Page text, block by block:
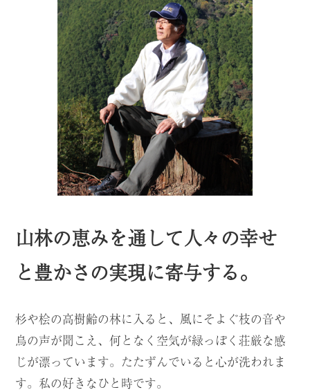
山林の恵みを通して人々の幸せ
と豊かさの実現に寄与する。
杉や桧の高樹齢の林に入ると、風にそよぐ枝の音や
鳥の声が聞こえ、何となく空気が緑っぽく荘厳な感
じが漂っています。たたずんでいると心が洗われま
す。私の好きなひと時です。